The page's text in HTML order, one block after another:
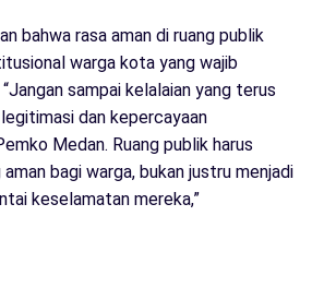
bahwa rasa aman di ruang publik
warga kota yang wajib
sampai kelalaian yang terus
dan kepercayaan
Medan. Ruang publik harus
bagi warga, bukan justru menjadi
keselamatan mereka,”